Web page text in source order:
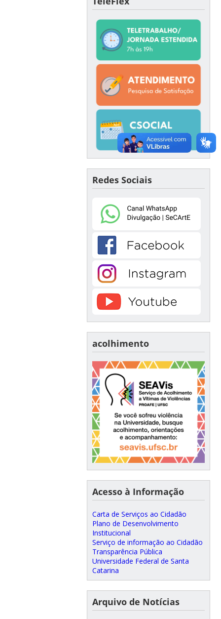
Redes Sociais
acolhimento
Acesso à Informação
Carta de Serviços ao Cidadão
Plano de Desenvolvimento
Institucional
Serviço de informação ao Cidadão
Transparência Pública
Universidade Federal de Santa
Catarina
Arquivo de Notícias